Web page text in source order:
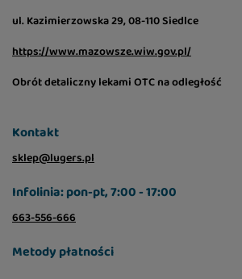
ul. Kazimierzowska 29, 08-110 Siedlce
https://www.mazowsze.wiw.gov.pl/
Obrót detaliczny lekami OTC na odległość
Kontakt
sklep@lugers.pl
Infolinia: pon-pt, 7:00 - 17:00
663-556-666
Metody płatności